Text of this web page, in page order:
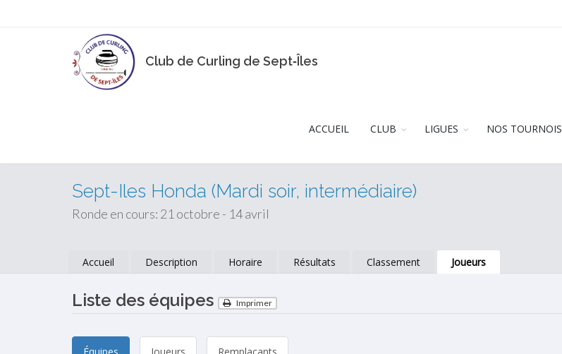
Club de Curling de Sept‑Îles
ACCUEIL CLUB LIGUES NOS TOURNOIS
Sept-Iles Honda (Mardi soir, intermédiaire)
Ronde en cours: 21 octobre - 14 avril
Accueil Description Horaire Résultats Classement Joueurs
Liste des équipes Imprimer